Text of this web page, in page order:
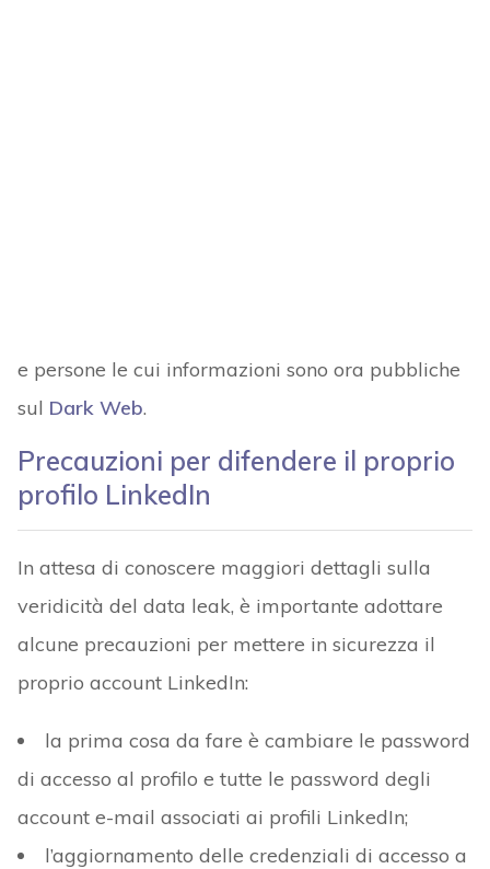
e persone le cui informazioni sono ora pubbliche
sul Dark Web.
Precauzioni per difendere il proprio
profilo LinkedIn
In attesa di conoscere maggiori dettagli sulla
veridicità del data leak, è importante adottare
alcune precauzioni per mettere in sicurezza il
proprio account LinkedIn:
la prima cosa da fare è cambiare le password
di accesso al profilo e tutte le password degli
account e-mail associati ai profili LinkedIn;
l’aggiornamento delle credenziali di accesso a